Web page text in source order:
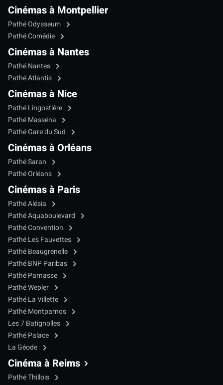
Cinémas à Montpellier
Pathé Odysseum
Pathé Comédie
Cinémas à Nantes
Pathé Nantes
Pathé Atlantis
Cinémas à Nice
Pathé Lingostière
Pathé Masséna
Pathé Gare du Sud
Cinémas à Orléans
Pathé Saran
Pathé Orléans
Cinémas à Paris
Pathé Alésia
Pathé Aquaboulevard
Pathé Convention
Pathé Les Fauvettes
Pathé Beaugrenelle
Pathé BNP Paribas
Pathé Parnasse
Pathé Wepler
Pathé La Villette
Pathé Montparnos
Les 7 Batignolles
Pathé Palace
La Géode
Cinéma à Reims
Pathé Thillois